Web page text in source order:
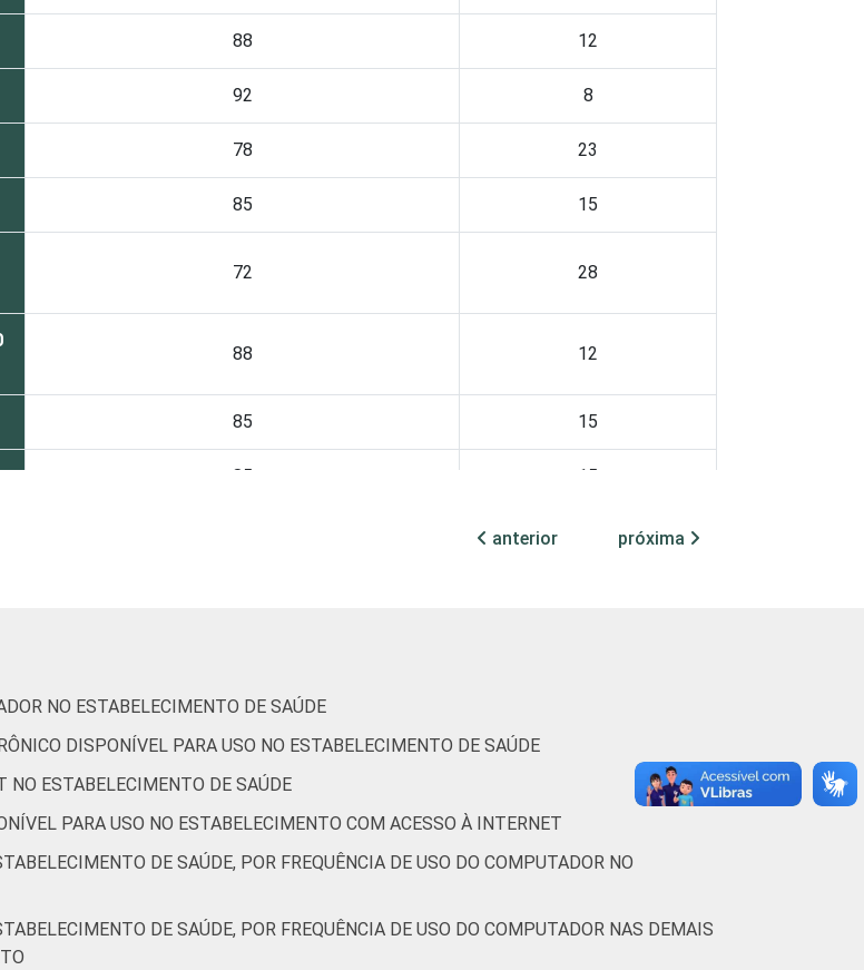
88 12
92 8
78 23
85 15
72 28
88 12
85 15
85 15
da Sociedade da Informação (Cetic.br), Pesquisa sobre o uso das
anterior próxima
NO ESTABELECIMENTO DE SAÚDE
DISPONÍVEL PARA USO NO ESTABELECIMENTO DE SAÚDE
ESTABELECIMENTO DE SAÚDE
PARA USO NO ESTABELECIMENTO COM ACESSO À INTERNET
DE SAÚDE, POR FREQUÊNCIA DE USO DO COMPUTADOR NO
DE SAÚDE, POR FREQUÊNCIA DE USO DO COMPUTADOR NAS DEMAIS